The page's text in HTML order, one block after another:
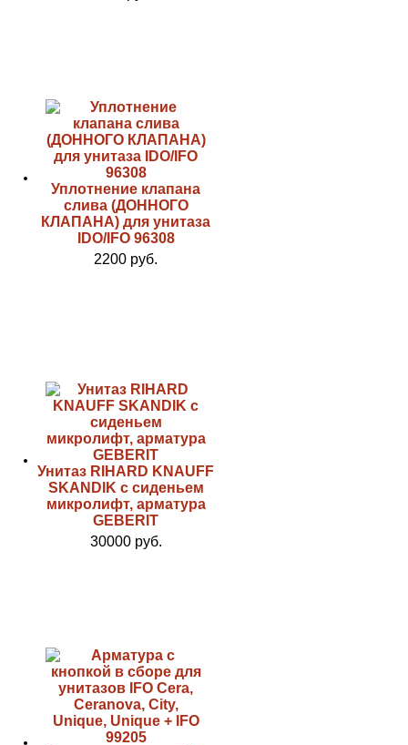
Уплотнение клапана
слива (ДОННОГО
КЛАПАНА) для унитаза
IDO/IFO 96308
2200 руб.
Унитаз RIHARD KNAUFF
SKANDIK с сиденьем
микролифт, арматура
GEBERIT
30000 руб.